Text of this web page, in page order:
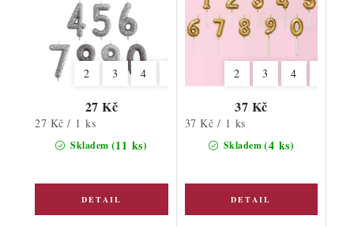
2 3 4
Skladem (11 ks)
27 Kč
Měrná
cena:
27 Kč / 1 ks
2 3 4
Skladem(4 ks)
37 Kč
Měrná
37 Kč / 1 ks